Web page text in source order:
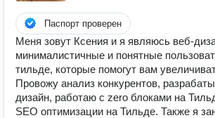
Паспорт проверен
Меня зовут Ксения и я являюсь веб-
минималистичные и понятные
тильде, которые помогут вам
Провожу анализ конкурентов,
дизайн, работаю с zero блоками на
SEO оптимизации на Тильде. Также я